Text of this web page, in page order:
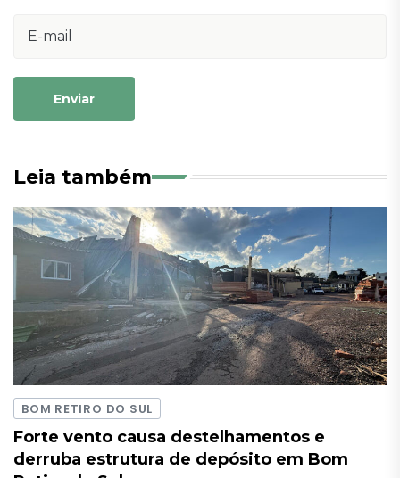
Enviar
Leia também
BOM RETIRO DO SUL
Forte vento causa destelhamentos e
derruba estrutura de depósito em Bom